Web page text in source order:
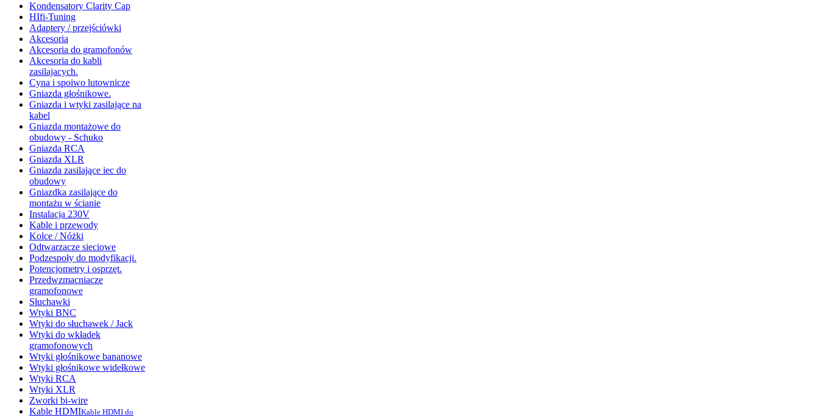
Kondensatory Clarity Cap
HIfi-Tuning
Adaptery / przejściówki
Akcesoria
Akcesoria do gramofonów
Akcesoria do kabli
zasilajacych.
Cyna i spoiwo lutownicze
Gniazda głośnikowe.
Gniazda i wtyki zasilające na
kabel
Gniazda montażowe do
obudowy - Schuko
Gniazda RCA
Gniazda XLR
Gniazda zasilające iec do
obudowy
Gniazdka zasilające do
montażu w ścianie
Instalacja 230V
Kable i przewody
Kolce / Nóżki
Odtwarzacze sieciowe
Podzespoły do modyfikacji.
Potencjometry i osprzęt.
Przedwzmacniacze
gramofonowe
Słuchawki
Wtyki BNC
Wtyki do słuchawek / Jack
Wtyki do wkładek
gramofonowych
Wtyki głośnikowe bananowe
Wtyki głośnikowe widełkowe
Wtyki RCA
Wtyki XLR
Zworki bi-wire
Kable HDMIKable HDMI do